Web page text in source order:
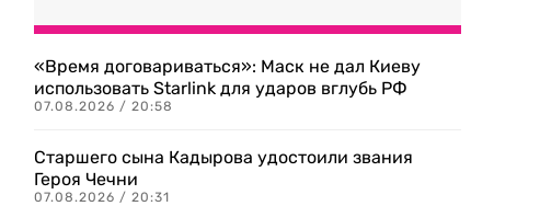
«Время договариваться»: Маск не дал Киеву
использовать Starlink для ударов вглубь РФ
07.08.2026 / 20:58
Старшего сына Кадырова удостоили звания
Героя Чечни
07.08.2026 / 20:31